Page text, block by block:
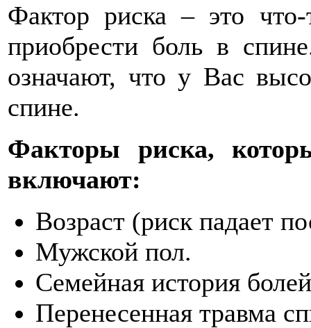
Фактор риска – это
приобрести боль в
означают, что у Вас
спине.
Факторы риска,
включают:
Возраст (риск падает
Мужской пол.
Семейная история
Перенесенная травма